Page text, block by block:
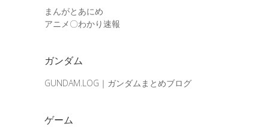
まんがとあにめ
アニメ〇わかり速報
ガンダム
GUNDAM.LOG｜ガンダムまとめブログ
ゲーム